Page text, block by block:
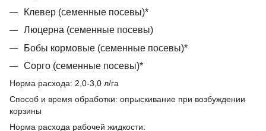
Клевер (семенные посевы)*
Люцерна (семенные посевы)
Бобы кормовые (семенные посевы)*
Сорго (семенные посевы)*
Норма расхода: 2,0-3,0 л/га
Способ и время обработки: опрыскивание при возбуждении
корзины
Норма расхода рабочей жидкости: